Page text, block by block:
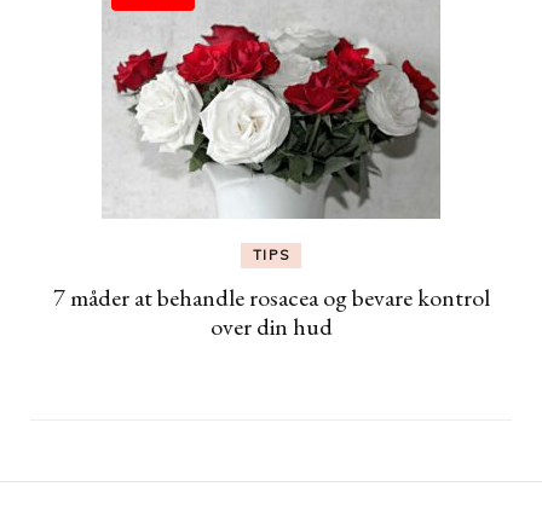
TIPS
7 måder at behandle rosacea og bevare kontrol
over din hud